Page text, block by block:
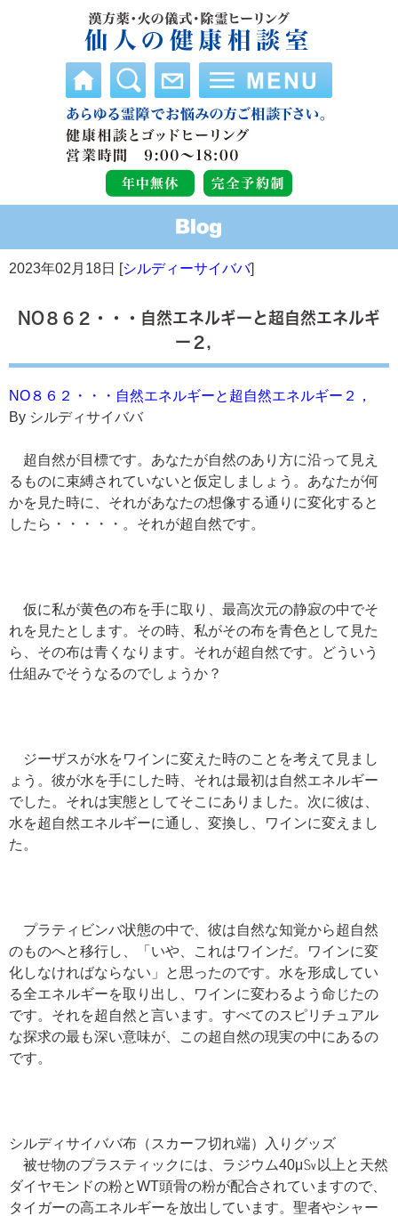
2023年02月18日 [シルディーサイババ]
NO８６２・・・自然エネルギーと超自然エネルギ
ー２，
NO８６２・・・自然エネルギーと超自然エネルギー２，
By シルディサイババ
超自然が目標です。あなたが自然のあり方に沿って見え
るものに束縛されていないと仮定しましょう。あなたが何
かを見た時に、それがあなたの想像する通りに変化すると
したら・・・・・。それが超自然です。
仮に私が黄色の布を手に取り、最高次元の静寂の中でそ
れを見たとします。その時、私がその布を青色として見た
ら、その布は青くなります。それが超自然です。どういう
仕組みでそうなるのでしょうか？
ジーザスが水をワインに変えた時のことを考えて見まし
ょう。彼が水を手にした時、それは最初は自然エネルギー
でした。それは実態としてそこにありました。次に彼は、
水を超自然エネルギーに通し、変換し、ワインに変えまし
た。
プラティビンバ状態の中で、彼は自然な知覚から超自然
のものへと移行し、「いや、これはワインだ。ワインに変
化しなければならない」と思ったのです。水を形成してい
る全エネルギーを取り出し、ワインに変わるよう命じたの
です。それを超自然と言います。すべてのスピリチュアル
な探求の最も深い意味が、この超自然の現実の中にあるの
です。
シルディサイババ布（スカーフ切れ端）入りグッズ
被せ物のプラスティックには、ラジウム40μ㏜以上と天然
ダイヤモンドの粉とWT頭骨の粉が配合されていますので、
タイガーの高エネルギーを放出しています。聖者やシャー